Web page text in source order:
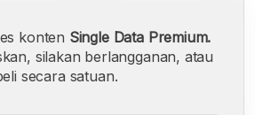
konten Single Data Premium.
silakan berlangganan, atau
secara satuan.